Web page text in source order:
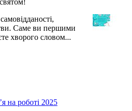
Саме ви першими
хворого словом...
на роботі 2025